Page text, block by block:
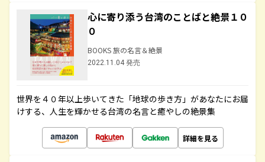
心に寄り添う台湾のことばと絶景１０
０
BOOKS 旅の名言＆絶景
2022.11.04 発売
世界を４０年以上歩いてきた「地球の歩き方」があなたにお届
けする、人生を輝かせる台湾の名言と癒やしの絶景集
詳細を見る